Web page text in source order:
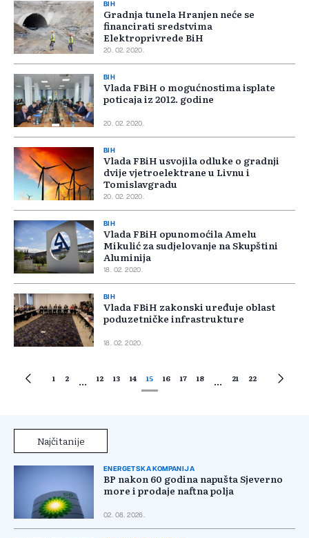
BIH
Gradnja tunela Hranjen neće se
financirati sredstvima
Elektroprivrede BiH
20. 02. 2020.
BIH
Vlada FBiH o mogućnostima isplate
poticaja iz 2012. godine
20. 02. 2020.
BIH
Vlada FBiH usvojila odluke o gradnji
dvije vjetroelektrane u Livnu i
Tomislavgradu
20. 02. 2020.
BIH
Vlada FBiH opunomoćila Amelu
Mikulić za sudjelovanje na Skupštini
Aluminija
18. 02. 2020.
BIH
Vlada FBiH zakonski uređuje oblast
poduzetničke infrastrukture
18. 02. 2020.
1 2 ... 12 13 14 15 16 17 18 ... 21 22
Najčitanije
ENERGETSKA KOMPANIJA
BP nakon 60 godina napušta Sjeverno
more i prodaje naftna polja
02. 08. 2026.